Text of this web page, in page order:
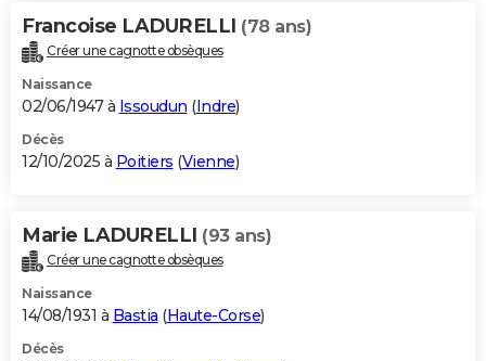
Alimentation
Guide de la santé
Maladies
Médicaments
Sommeil
VOYAGE
Destinations
City break
Voyage nature
Voyage de noces
Forum
Climat
+PHOTO
GUIDES D'ACHAT
BONS PLANS
Carte de Noël
Carte Bonne année
Carte Saint-Valentin
Carte Pâques
Carte d'anniversaire
DICTIONNAIRE
Dictionnaire
Biographies
Citations
Expressions
Proverbes
PROGRAMME TV
Francoise LADURELLI (78 ans)
Créer une cagnotte obsèques
Naissance
02/06/1947 à Issoudun (Indre)
Décès
12/10/2025 à Poitiers (Vienne)
Marie LADURELLI (93 ans)
Créer une cagnotte obsèques
Naissance
14/08/1931 à Bastia (Haute-Corse)
Décès